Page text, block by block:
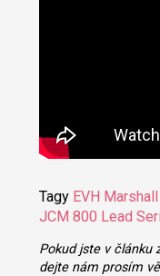
Tagy EVH Marshall
JCM 800 Lead
Pokud jste v článku
dejte nám prosím